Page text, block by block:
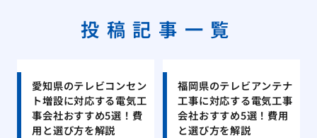
投稿記事一覧
愛知県のテレビコンセン
ト増設に対応する電気工
事会社おすすめ5選！費
用と選び方を解説
福岡県のテレビアンテナ
工事に対応する電気工事
会社おすすめ5選！費用
と選び方を解説